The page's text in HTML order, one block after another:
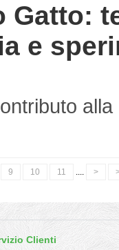
Gatto:
e
9 10 11 .... >
Clienti